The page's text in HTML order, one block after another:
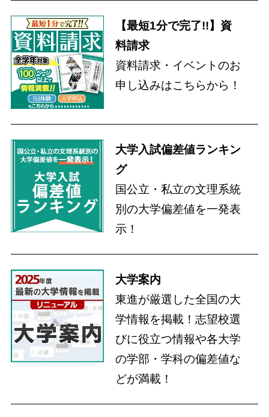
【最短1分で完了!!】資
料請求
資料請求・イベントのお
申し込みはこちらから！
大学入試偏差値ランキン
グ
国公立・私立の文理系統
別の大学偏差値を一発表
示！
大学案内
東進が厳選した全国の大
学情報を掲載！志望校選
びに役立つ情報や各大学
の学部・学科の偏差値な
どが満載！